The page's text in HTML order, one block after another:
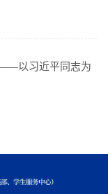
以习近平同志为